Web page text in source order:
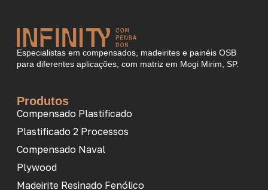
Especialistas em compensados, madeirites e painéis OSB
para diferentes aplicações, com matriz em Mogi Mirim, SP.
Produtos
Compensado Plastificado
Plastificado 2 Processos
Compensado Naval
Plywood
Madeirite Resinado Fenólico